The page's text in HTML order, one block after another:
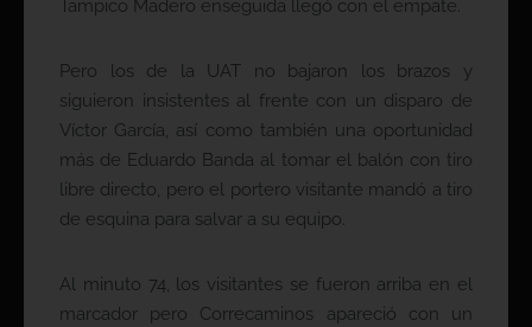
Tampico Madero enseguida llegó con el empate.
Pero los de la UAT no bajaron los brazos y
siguieron insistentes al frente con un disparo de
Víctor García, así como también una oportunidad
más de Eduardo Banda al tomar el balón con tiro
libre directo, pero el portero visitante mandó a tiro
de esquina para salvar a su equipo.
Al minuto 74, los visitantes se fueron arriba en el
marcador pero Correcaminos apareció con un